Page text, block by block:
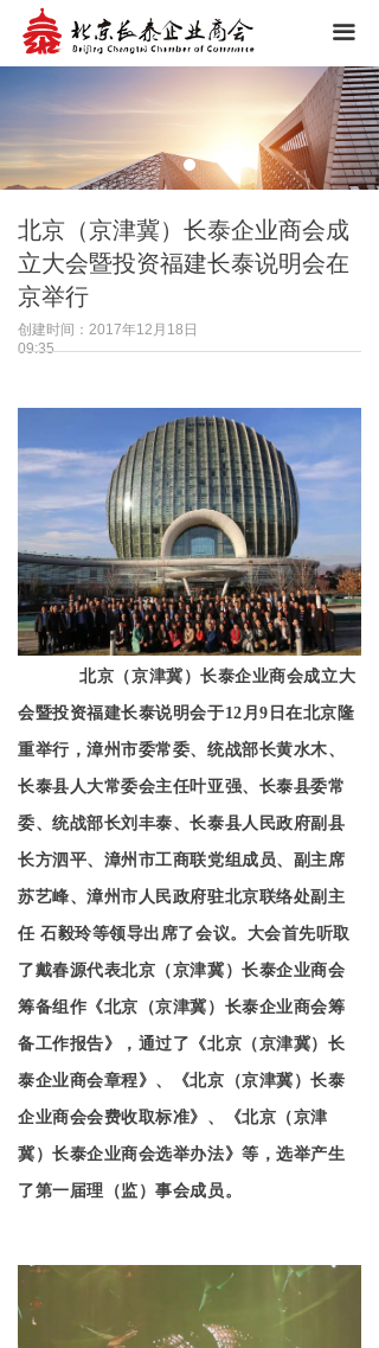
끀
网站首页
商会成员
投资家乡
联系我们
北京（京津冀）长泰企业商会成
立大会暨投资福建长泰说明会在
京举行
创建时间： 2017年12月18日
09:35
北京（京津冀）长泰企业商会成立大
会暨投资福建长泰说明会于12月9日在北京隆
重举行，漳州市委常委、统战部长黄水木、
长泰县人大常委会主任叶亚强、长泰县委常
委、统战部长刘丰泰、长泰县人民政府副县
长方泗平、漳州市工商联党组成员、副主席
苏艺峰、漳州市人民政府驻北京联络处副主
任 石毅玲等领导出席了会议。大会首先听取
了戴春源代表北京（京津冀）长泰企业商会
筹备组作《北京（京津冀）长泰企业商会筹
备工作报告》，通过了《北京（京津冀）长
泰企业商会章程》、《北京（京津冀）长泰
企业商会会费收取标准》、《北京（京津
冀）长泰企业商会选举办法》等，选举产生
了第一届理（监）事会成员。